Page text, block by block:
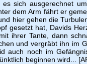
sich ausgerechnet
dem Arm fährt er
hier gehen die
gesetzt hat, Davids
ihrer Tante, dann
und vergräbt ihn im
auch noch im
beginnen wird...